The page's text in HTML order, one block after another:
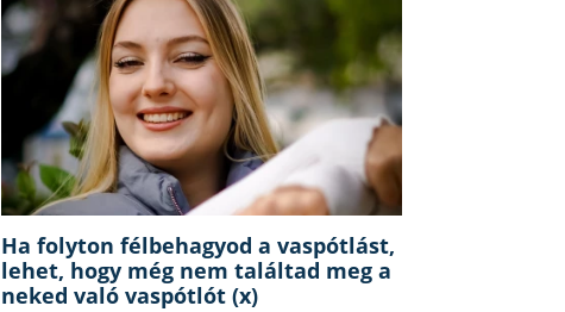
Ha folyton félbehagyod a vaspótlást,
lehet, hogy még nem találtad meg a
neked való vaspótlót (x)